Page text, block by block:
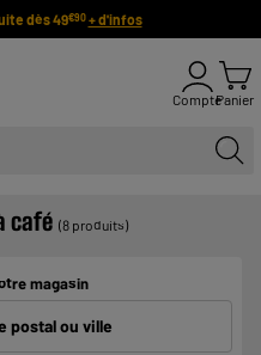
dès 49€90 + d'infos
ComptePanier
café (8 produits)
magasin
postal ou ville